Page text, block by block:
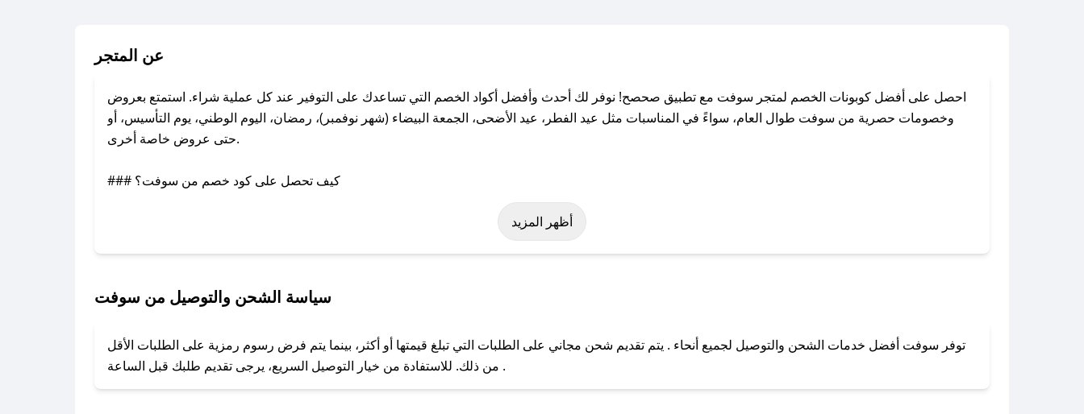
عن المتجر
احصل على أفضل كوبونات الخصم لمتجر سوفت مع تطبيق صحصح! نوفر لك أحدث وأفضل أكواد الخصم التي تساعدك على التوفير عند كل عملية شراء. استمتع بعروض
وخصومات حصرية من سوفت طوال العام، سواءً في المناسبات مثل عيد الفطر، عيد الأضحى، الجمعة البيضاء (شهر نوفمبر)، رمضان، اليوم الوطني، يوم التأسيس، أو
حتى عروض خاصة أخرى.
### كيف تحصل على كود خصم من سوفت؟
باستخدام تطبيق صحصح، يمكنك العثور بسهولة على كود خصم سوفت. وفي حال عدم توفر الكوبون، تواصل معنا عبر تويتر أو البريد الإلكتروني لإضافته بسرعة.
لا تقلق! يمكنك التواصل مع فريق دعم صحصح عبر الرسائل الخاصة على تويتر أو البريد الإلكتروني، وسنقوم بحل المشكلة في أسرع وقت ممكن.
### ماذا أفعل إذا لم أجد كود خصم لمتجري المفضل؟
أظهر المزيد
سياسة الشحن والتوصيل من سوفت
توفر سوفت أفضل خدمات الشحن والتوصيل لجميع أنحاء . يتم تقديم شحن مجاني على الطلبات التي تبلغ قيمتها أو أكثر، بينما يتم فرض رسوم رمزية على الطلبات الأقل
من ذلك. للاستفادة من خيار التوصيل السريع، يرجى تقديم طلبك قبل الساعة .